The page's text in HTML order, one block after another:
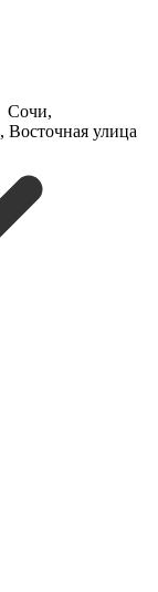
Сочи,
, Восточная улица